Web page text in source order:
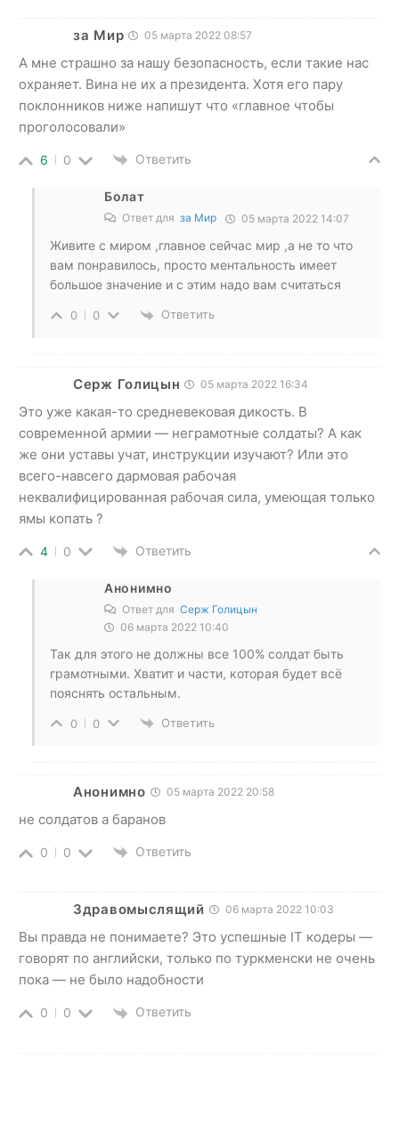
за Мир 05 марта 2022 08:57
А мне страшно за нашу безопасность, если такие нас
охраняет. Вина не их а президента. Хотя его пару
поклонников ниже напишут что «главное чтобы
проголосовали»
6 0 Ответить
Болат
Ответ для за Мир 05 марта 2022 14:07
Живите с миром ,главное сейчас мир ,а не то что
вам понравилось, просто ментальность имеет
большое значение и с этим надо вам считаться
0 0 Ответить
Серж Голицын 05 марта 2022 16:34
Это уже какая-то средневековая дикость. В
современной армии — неграмотные солдаты? А как
же они уставы учат, инструкции изучают? Или это
всего-навсего дармовая рабочая
неквалифицированная рабочая сила, умеющая только
ямы копать ?
4 0 Ответить
Анонимно
Ответ для Серж Голицын
06 марта 2022 10:40
Так для этого не должны все 100% солдат быть
грамотными. Хватит и части, которая будет всё
пояснять остальным.
0 0 Ответить
Анонимно 05 марта 2022 20:58
не солдатов а баранов
0 0 Ответить
Здравомыслящий 06 марта 2022 10:03
Вы правда не понимаете? Это успешные IT кодеры —
говорят по английски, только по туркменски не очень
пока — не было надобности
0 0 Ответить